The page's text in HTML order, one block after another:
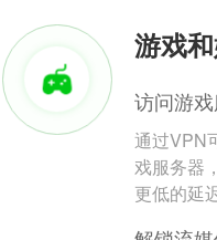
游戏
访问游
通过VPN
戏服务器
更低的延迟